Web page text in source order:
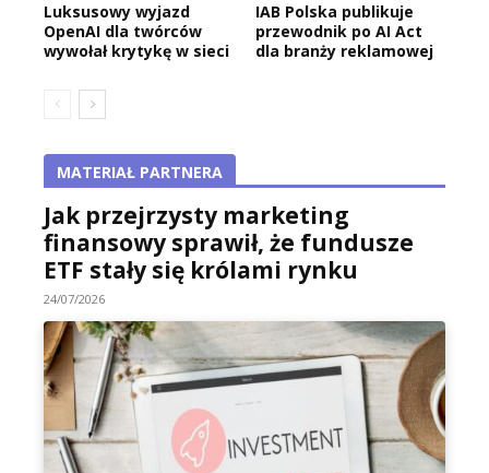
Luksusowy wyjazd
OpenAI dla twórców
wywołał krytykę w sieci
IAB Polska publikuje
przewodnik po AI Act
dla branży reklamowej
MATERIAŁ PARTNERA
Jak przejrzysty marketing
finansowy sprawił, że fundusze
ETF stały się królami rynku
24/07/2026